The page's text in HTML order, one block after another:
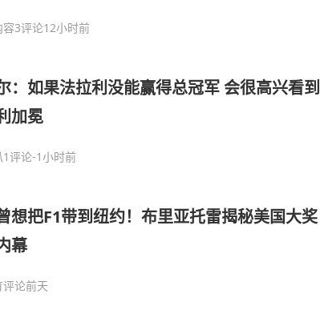
容3评论12小时前
：如果法拉利没能赢得总冠军 会很高兴看到
加冕
1评论-1小时前
想把F1带到纽约！布里亚托雷揭秘美国大奖
幕
评论前天